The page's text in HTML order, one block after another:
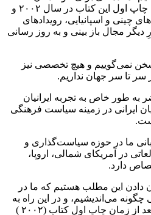
فارسی زبان بنویسیم. از زمان چاپ اول این کتاب‌ در سال ۲۰۰۲ و
چینی و اسپانیایی، رویدادهای
دیگر مجال باز بینی و به روز رسانی
نمی‌گوییم و هیچ تخصصی نیز
سر تا سر جهان نداریم.
به طور خاص به تجربه ایرانیان
ایرانی در زمینه سیاست فرهنگی
ما در حوزه سیاست‌گذاری و
در آمریکای شمالی، اروپا،
دارد.
این مطلب هستیم که ما در
می‌اندیشیم، و در این راه به
تغییرات سیاست فرهنگی که بعد از زمان چاپ اول کتاب (۲۰۰۲ )